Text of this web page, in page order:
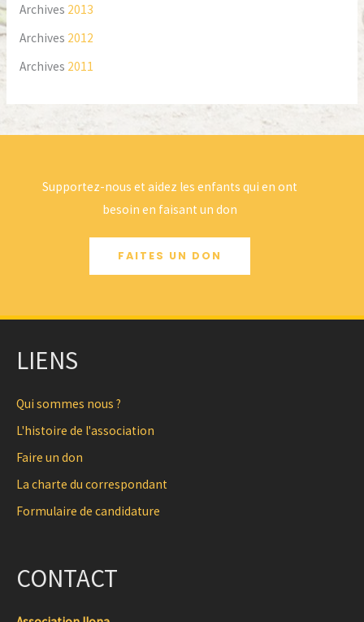
Archives 2013
Archives 2012
Archives 2011
Supportez-nous et aidez les enfants qui en ont
besoin en faisant un don
FAITES UN DON
LIENS
Qui sommes nous ?
L'histoire de l'association
Faire un don
La charte du correspondant
Formulaire de candidature
CONTACT